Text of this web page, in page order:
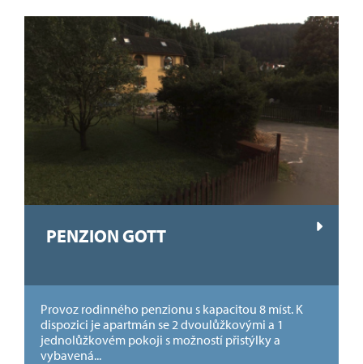
PENZION GOTT
Provoz rodinného penzionu s kapacitou 8 míst. K
dispozici je apartmán se 2 dvoulůžkovými a 1
jednolůžkovém pokoji s možností přistýlky a
vybavená...